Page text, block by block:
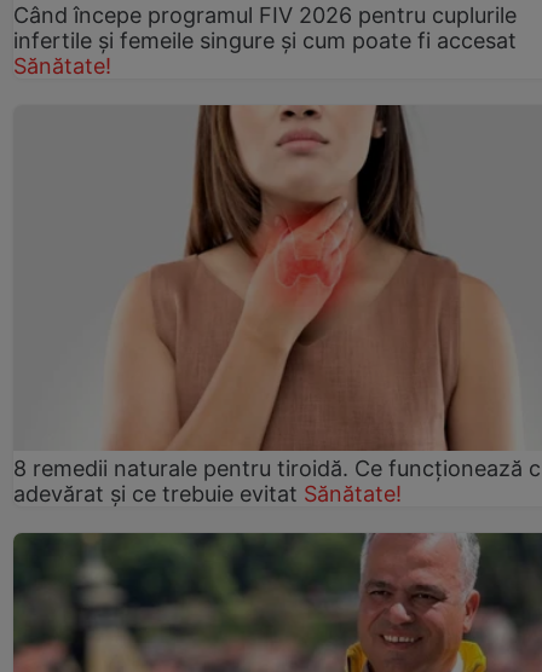
Când începe programul FIV 2026 pentru cuplurile
infertile şi femeile singure şi cum poate fi accesat
Sănătate!
8 remedii naturale pentru tiroidă. Ce funcționează
adevărat și ce trebuie evitat Sănătate!